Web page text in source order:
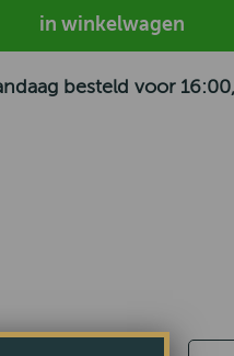
in winkelwagen
besteld voor